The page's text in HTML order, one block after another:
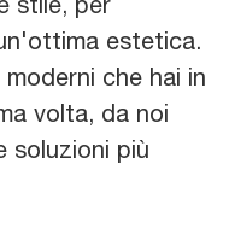
estetica.
che hai in
volta, da noi
soluzioni più